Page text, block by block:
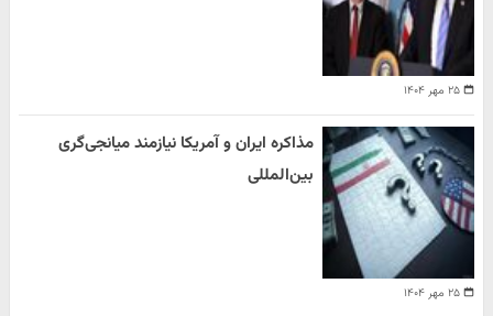
۲۵ مهر ۱۴۰۴
۲۵ مهر ۱۴۰۴
مذاکره ایران و آمریکا نیازمند میانجی‌گری
بین‌المللی